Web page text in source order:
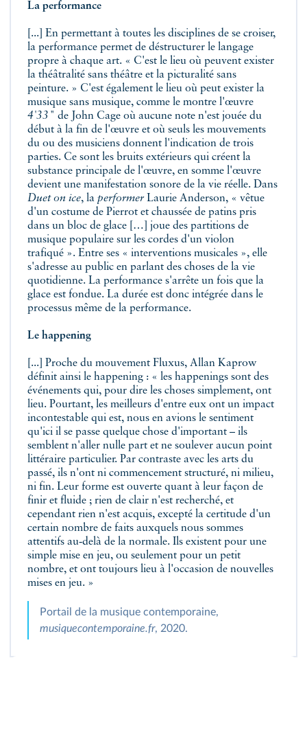
La performance
[...] En permettant à toutes les disciplines de se croiser,
la performance permet de déstructurer le langage
propre à chaque art. « C'est le lieu où peuvent exister
la théâtralité sans théâtre et la picturalité sans
peinture. » C'est également le lieu où peut exister la
musique sans musique, comme le montre l'œuvre
4'33" de John Cage où aucune note n'est jouée du
début à la fin de l'œuvre et où seuls les mouvements
du ou des musiciens donnent l'indication de trois
parties. Ce sont les bruits extérieurs qui créent la
substance principale de l'œuvre, en somme l'œuvre
devient une manifestation sonore de la vie réelle. Dans
Duet on ice, la performerLaurie Anderson, « vêtue
d'un costume de Pierrot et chaussée de patins pris
dans un bloc de glace […] joue des partitions de
musique populaire sur les cordes d'un violon
trafiqué ». Entre ses « interventions musicales », elle
s'adresse au public en parlant des choses de la vie
quotidienne. La performance s'arrête un fois que la
glace est fondue. La durée est donc intégrée dans le
processus même de la performance.
Le happening
[...] Proche du mouvement Fluxus, Allan Kaprow
définit ainsi le happening : « les happenings sont des
événements qui, pour dire les choses simplement, ont
lieu. Pourtant, les meilleurs d'entre eux ont un impact
incontestable qui est, nous en avions le sentiment
qu'ici il se passe quelque chose d'important – ils
semblent n'aller nulle part et ne soulever aucun point
littéraire particulier. Par contraste avec les arts du
passé, ils n'ont ni commencement structuré, ni milieu,
ni fin. Leur forme est ouverte quant à leur façon de
finir et fluide ; rien de clair n'est recherché, et
cependant rien n'est acquis, excepté la certitude d'un
certain nombre de faits auxquels nous sommes
attentifs au‑delà de la normale. Ils existent pour une
simple mise en jeu, ou seulement pour un petit
nombre, et ont toujours lieu à l'occasion de nouvelles
mises en jeu. »
Portail de la musique contemporaine,
musiquecontemporaine.fr, 2020.